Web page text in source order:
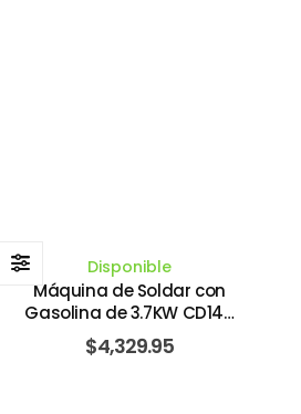
Disponible
Máquina de Soldar con
Gasolina de 3.7KW CD140
Amperios 13.5 HP B&S con
Manubrio. INFRA
$4,329.95